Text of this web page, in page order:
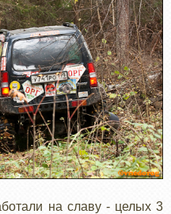
на славу - целых 3